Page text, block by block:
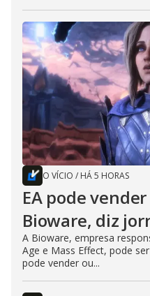
O VÍCIO / HÁ 5 HORAS
EA pode
Bioware, diz
A Bioware, empresa
Age e Mass Effect, pode
pode vender ou...